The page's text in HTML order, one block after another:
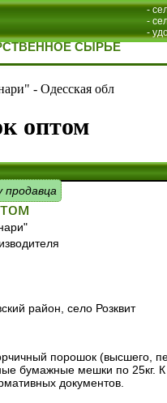
-
-
-
СЫРЬЕ
- Одесская обл
оптом
продавца
район, село Розквит
порошок (высшего,
бумажные мешки по 25кг. К
документов.